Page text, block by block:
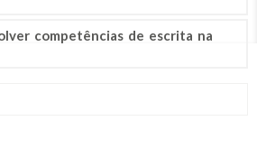
competências de escrita na